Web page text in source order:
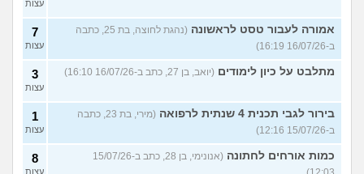
עצות
אמורה לעבור טסט לראשונה
(נהגת לחוצה, בת 25, כתבה
ב-16/07/26 16:19)
7
עצות
מתלבט על כיון לימודים (יואב, בן 27, כתב ב-16/07/26 16:10) 3
עצות
בירור לגבי תכנית 4 שנתית לרפואה
(מירי, בת 23, כתבה
ב-15/07/26 12:16)
1
עצות
כמות אורחים לחתונה
(אנונימי, בן 28, כתב ב-15/07/26
8
עצות